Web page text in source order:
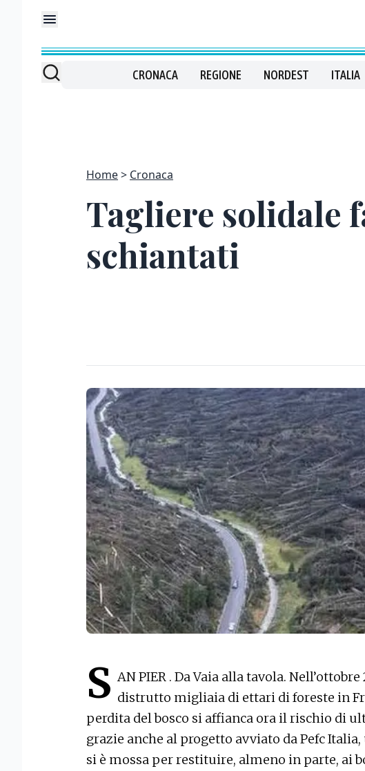
CRONACA REGIONE NORDEST ITALIA
Home Cronaca
Tagliere solidale
schiantati
S AN PIER . Da Vaia alla tavola.
distrutto migliaia di ettari di foreste in
perdita del bosco si affianca ora il rischio di
grazie anche al progetto avviato da Pefc
si è mossa per restituire, almeno in parte, ai